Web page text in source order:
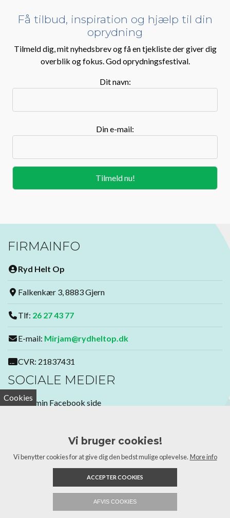
Få tilbud, inspiration og hjælp til din
oprydning
Tilmeld dig, mit nyhedsbrev og få en tjekliste der giver dig
overblik og fokus. God oprydningsfestival.
Dit navn:
Din e-mail:
FIRMAINFO
Ryd Helt Op
Falkenkær 3, 8883 Gjern
Tlf: 26 27 43 77
E-mail: Mirjam@rydheltop.dk
CVR: 21837431
SOCIALE MEDIER
Følg min Facebook side
Læs vores cookie- og privatlivspolitik
Copyright 2026 Ryd Helt Op
26 27 43 77 Send email
Cookies
Vi bruger cookies!
Vi benytter cookies for at give dig den bedst mulige oplevelse. More info
ACCEPTER COOKIES
AFVIS COOKIES